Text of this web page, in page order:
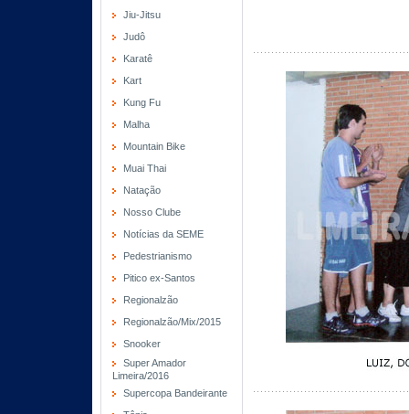
Jiu-Jitsu
Judô
Karatê
Kart
Kung Fu
Malha
Mountain Bike
Muai Thai
Natação
Nosso Clube
Notícias da SEME
Pedestrianismo
Pitico ex-Santos
Regionalzão
Regionalzão/Mix/2015
Snooker
Super Amador
Limeira/2016
Supercopa Bandeirante